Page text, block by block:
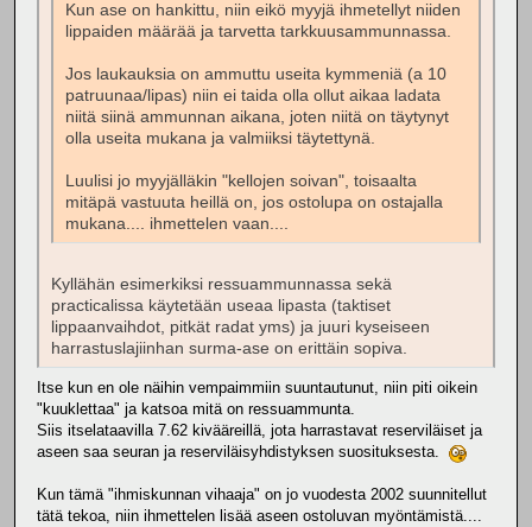
Kun ase on hankittu, niin eikö myyjä ihmetellyt niiden
lippaiden määrää ja tarvetta tarkkuusammunnassa.
Jos laukauksia on ammuttu useita kymmeniä (a 10
patruunaa/lipas) niin ei taida olla ollut aikaa ladata
niitä siinä ammunnan aikana, joten niitä on täytynyt
olla useita mukana ja valmiiksi täytettynä.
Luulisi jo myyjälläkin "kellojen soivan", toisaalta
mitäpä vastuuta heillä on, jos ostolupa on ostajalla
mukana.... ihmettelen vaan....
Kyllähän esimerkiksi ressuammunnassa sekä
practicalissa käytetään useaa lipasta (taktiset
lippaanvaihdot, pitkät radat yms) ja juuri kyseiseen
harrastuslajiinhan surma-ase on erittäin sopiva.
Itse kun en ole näihin vempaimmiin suuntautunut, niin piti oikein
"kuuklettaa" ja katsoa mitä on ressuammunta.
Siis itselataavilla 7.62 kivääreillä, jota harrastavat reserviläiset ja
aseen saa seuran ja reserviläisyhdistyksen suosituksesta.
Kun tämä "ihmiskunnan vihaaja" on jo vuodesta 2002 suunnitellut
tätä tekoa, niin ihmettelen lisää aseen ostoluvan myöntämistä....